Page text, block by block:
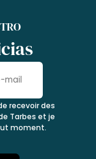
recevoir des
Tarbes et je
moment.